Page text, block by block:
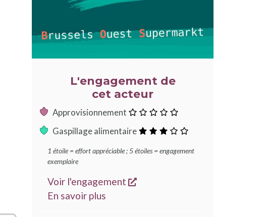
L'engagement de
cet acteur
Approvisionnement
étoile
Gaspillage alimentaire
étoiles
1 étoile = effort appréciable ; 5 étoiles = engagement
exemplaire
Voir l'engagement
s'ouvre dans une nouvelle
En savoir plus